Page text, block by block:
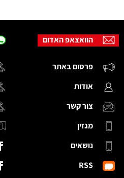
הוואצאפ האדום
פרסום באתר
אודות
צור קשר
מגזין
נושאים
RSS